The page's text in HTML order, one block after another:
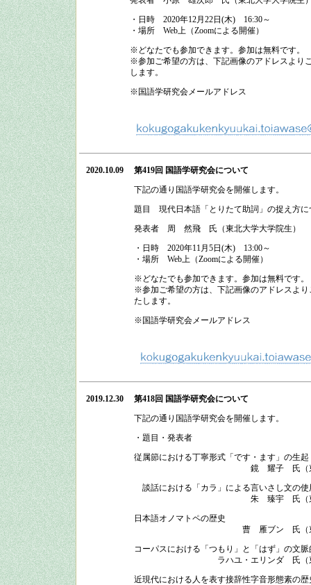
・日時 2020年12月 22日 (木) 16:30～
・場所 Web上（Zoomによる開催）
※どなたでも参加できます。参加は無料です。
※参加ご希望の方は、下記画像のアドレスより
します。
※国語学研究会メールアドレス
2020.10.09 第419回 国語学研究会について
下記の通り 国語学研究会を開催します。
題目 現代日本語「とりたて助詞」の捉え方に
発表者 周 然飛 氏（東北大学大学院生）
・日時 2020年11月 5日 (木) 13:00～
・場所 Web上（Zoomによる開催）
※どなたでも参加できます。参加は無料です。
※参加ご希望の方は、下記画像のアドレスよ
たします。
※国語学研究会メールアドレス
2019.12.30 第418回 国語学研究会について
下記の通り 国語学研究会を開催します。
・題目・発表者
従属節における丁寧形式「です・ます」の生起
鏡 耀子 氏（
談話における「カラ」による言いさし文の使
朱 臻宇 氏（
日本語オノマトペの歴史
曹 雁ブン 氏（
コーパスにおける「つもり」と「はず」の文脈
ラハユ・エリンダ 氏（
近現代における人を表す接辞性字音形態素の歴